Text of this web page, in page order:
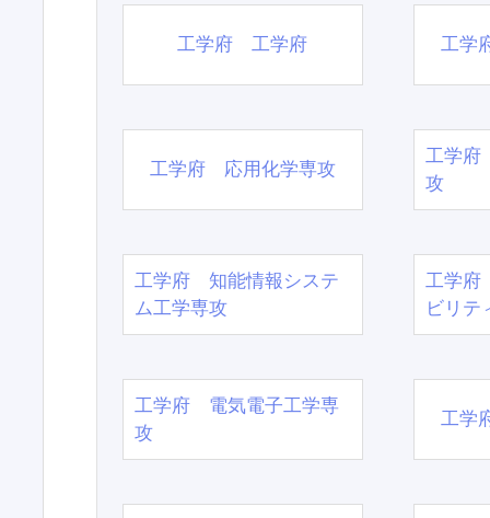
工学府 工学府 工学
工学府 応用化学専攻
工学府
攻
工学府 知能情報システ
ム工学専攻
工学府
ビリテ
工学府 電気電子工学専
攻
工学